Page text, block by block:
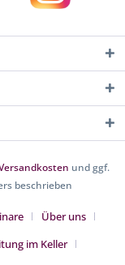
und ggf.
beschrieben
Über uns
im Keller